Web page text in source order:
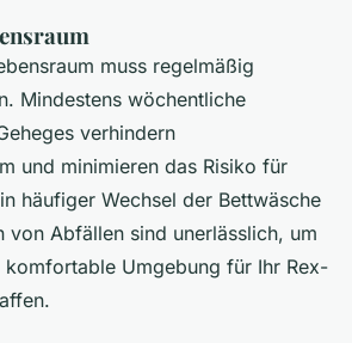
muss regelmäßig
Mindestens wöchentliche
verhindern
und minimieren das Risiko für
häufiger Wechsel der Bettwäsche
von Abfällen sind unerlässlich, um
komfortable Umgebung für Ihr Rex-